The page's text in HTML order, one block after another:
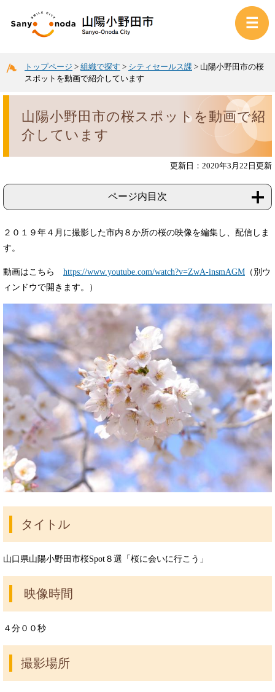
トップページ > 組織で探す > シティセールス課 > 山陽小野田市の桜
スポットを動画で紹介しています
山陽小野田市の桜スポットを動画で紹
介しています
更新日：2020年3月22日更新
ページ内目次
２０１９年４月に撮影した市内８か所の桜の映像を編集し、配信しま
す。
動画はこちら https://www.youtube.com/watch?v=ZwA-insmAGM （別ウ
ィンドウで開きます。）
タイトル
山口県山陽小野田市桜Spot８選「桜に会いに行こう」
映像時間
４分００秒
撮影場所